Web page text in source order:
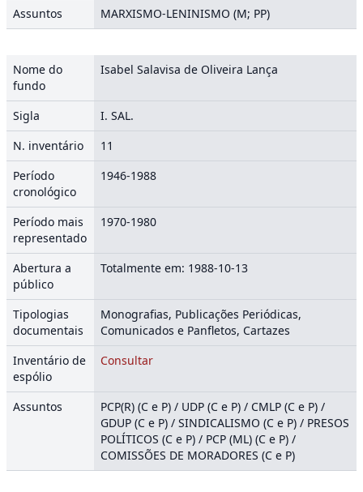
Assuntos MARXISMO-LENINISMO (M; PP)
Nome do
fundo
Isabel Salavisa de Oliveira Lança
Sigla
I. SAL.
N. inventário
11
Período
cronológico
1946-1988
Período mais
representado
1970-1980
Abertura a
público
Totalmente em: 1988-10-13
Tipologias
documentais
Monografias, Publicações Periódicas,
Comunicados e Panfletos, Cartazes
Inventário de
espólio
Consultar
Assuntos
PCP(R) (C e P) / UDP (C e P) / CMLP (C e P) /
GDUP (C e P) / SINDICALISMO (C e P) / PRESOS
POLÍTICOS (C e P) / PCP (ML) (C e P) /
COMISSÕES DE MORADORES (C e P)